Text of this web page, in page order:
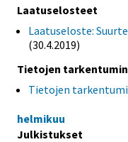
Laatuselosteet
Laatuseloste:
(30.4.2019)
Tietojen
Tietojen
helmikuu
Julkistukset